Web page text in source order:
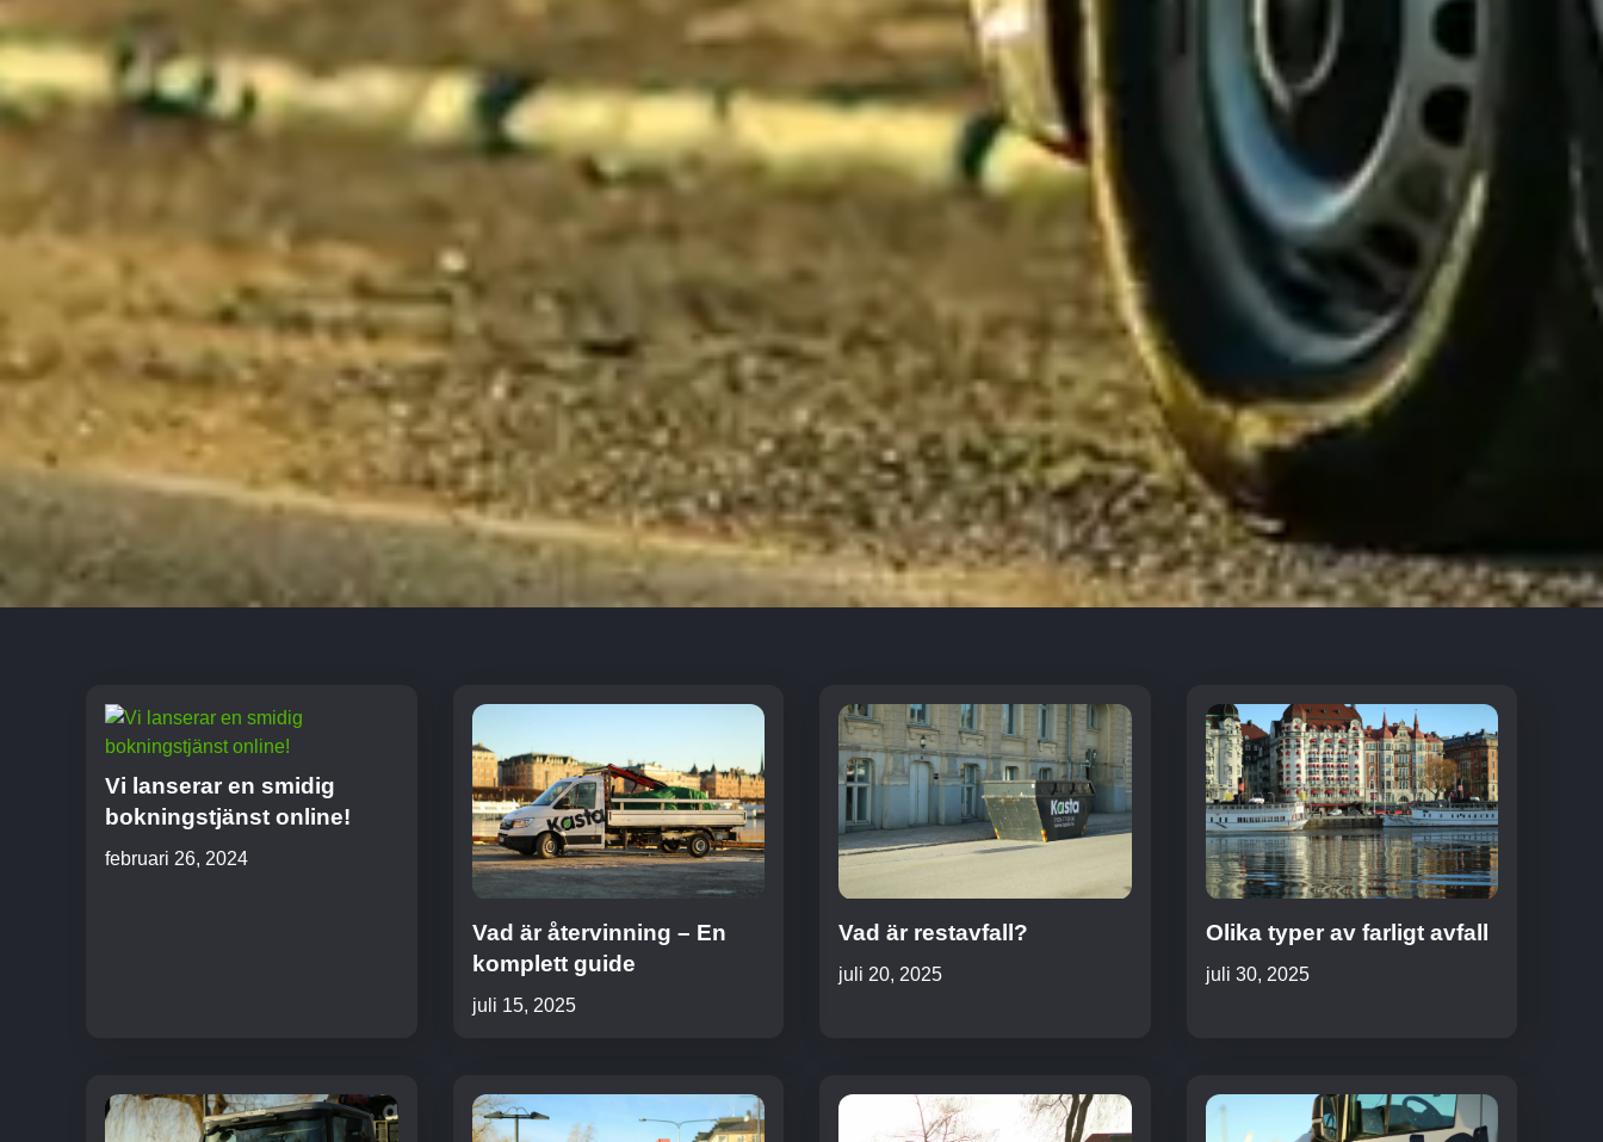
Vi lanserar en smidig
bokningstjänst online!
februari 26, 2024
Vad är återvinning – En
komplett guide
juli 15, 2025
Vad är restavfall?
juli 20, 2025
Olika typer av farligt avfall
juli 30, 2025